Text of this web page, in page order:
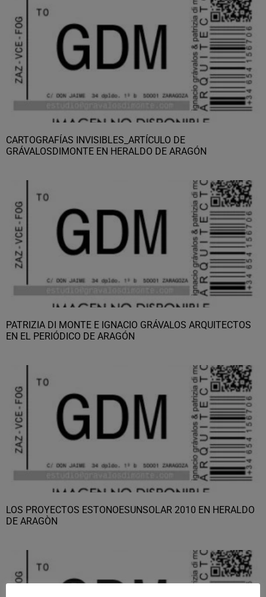
CARTOGRAFÍAS INVISIBLES_ARTÍCULO DE
GRÁVALOSDIMONTE EN HERALDO DE ARAGÓN
PATRIZIA DI MONTE E IGNACIO GRÁVALOS ARQUITECTOS
EN EL PERIÓDICO DE ARAGÓN
LOS PROYECTOS ESTONOESUNSOLAR 2010 EN HERALDO
DE ARAGÒN